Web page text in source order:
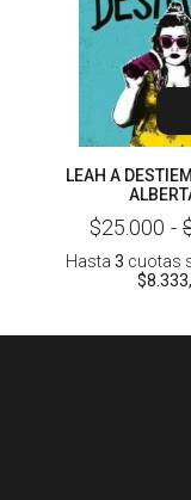
LEAH A
$25.000 -
Hasta 3 cuotas